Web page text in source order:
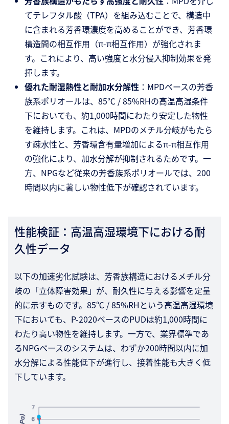
てテレフタル酸（TPA）を組み込むことで、構造中
に含まれる芳香環濃度を高めることができ、芳香環
構造間の相互作用（π-π相互作用）が強化されま
す。これにより、高い強度と水分侵入抑制効果を発
揮します。
優れた耐湿熱性と耐加水分解性 ：MPDベースの芳香
族系ポリオールは、85℃ / 85%RHの高温高湿条件
下においても、約1,000時間にわたり安定した物性
を維持します。これは、MPDのメチル分岐がもたら
す疎水性と、芳香環含有量増加によるπ-π相互作用
の強化により、加水分解が抑制されるためです。一
方、NPGなど従来の芳香族系ポリオールでは、200
時間以内に著しい物性低下が確認されています。
性能検証：高温高湿環境下における耐
久性データ
以下の加速劣化試験は、芳香族構造におけるメチル分
岐の「立体障害効果」が、耐久性に与える影響を定量
的に示すものです。85℃ / 85%RHという高温高湿環境
下においても、P-2020ベースのPUDは約1,000時間に
わたり高い物性を維持します。一方で、業界標準であ
るNPGベースのシステムは、わずか200時間以内に加
水分解による性能低下が進行し、接着性能も大きく低
下しています。